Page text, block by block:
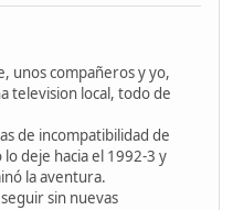
unos compañeros y yo,
television local, todo de
de incompatibilidad de
deje hacia el 1992-3 y
la aventura.
sin nuevas